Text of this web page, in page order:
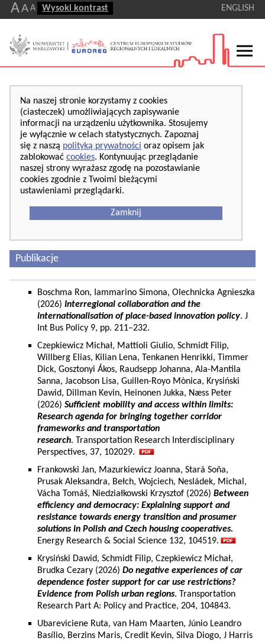
AA A Wysoki kontrast ENGLISH
Na naszej stronie korzystamy z cookies
(ciasteczek) umożliwiających zapisywanie
informacji na urządzeniu użytkownika. Stosujemy
je wyłącznie w celach statystycznych. Zapoznaj
się z naszą polityką prywatności oraz opisem jak
zablokować cookies. Kontynuując przeglądanie
naszej strony wyrażasz zgodę na pozostawianie
cookies zgodnie z Twoimi bieżącymi
ustawieniami przeglądarki.
Zamknij
Publikacje
Boschma Ron, Iammarino Simona, Olechnicka Agnieszka
(2026) Interregional collaboration and the
internationalisation of place-based innovation policy. J
Int Bus Policy 9, pp. 211–232.
Czepkiewicz Michał, Mattioli Giulio, Schmidt Filip,
Willberg Elias, Kilian Lena, Tenkanen Henrikki, Timmer
Dick, Gosztonyi Ákos, Raudsepp Johanna, Ala-Mantila
Sanna, Jacobson Lisa, Guillen-Royo Mònica, Krysiński
Dawid, Dillman Kevin, Heinonen Jukka, Næss Peter
(2026) Sufficient mobility and access within limits:
Research agenda for bringing together corridor
frameworks and transportation
research. Transportation Research Interdisciplinary
Perspectives, 37, 102029.
Frankowski Jan, Mazurkiewicz Joanna, Stará Soňa,
Prusak Aleksandra, Bełch, Wojciech, Nesládek, Michal,
Vácha Tomáš, Niedziałkowski Krzysztof (2026) Between
efficiency and democracy: Explaining support and
resistance towards energy transition and prosumer
solutions in Polish and Czech housing cooperatives.
Energy Research & Social Science 132, 104519.
Krysiński Dawid, Schmidt Filip, Czepkiewicz Michał,
Brudka Cezary (2026) Do negative experiences of car
dependence foster support for car use restrictions?
Evidence from Polish urban regions. Transportation
Research Part A: Policy and Practice, 204, 104843.
Ubareviciene Ruta, van Ham Maarten, Júnio Leandro
Basílio, Berzins Maris, Credit Kevin, Silva Diogo, J Harris